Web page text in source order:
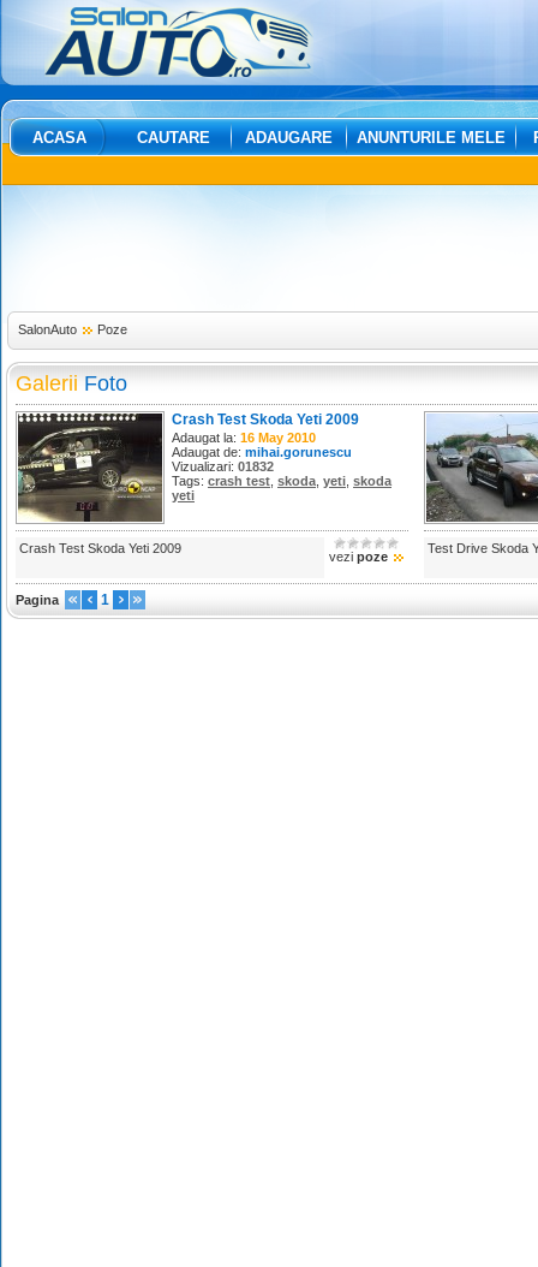
ACASA CAUTARE ADAUGARE ANUNTURILE MELE
SalonAuto Poze
Galerii Foto
Crash Test Skoda Yeti 2009
Adaugat la: 16 May 2010
Adaugat de: mihai.gorunescu
Vizualizari: 01832
Tags: crash test skoda yeti skoda
yeti
Crash Test Skoda Yeti 2009
vezi poze
Test Drive Skoda
Pagina 1